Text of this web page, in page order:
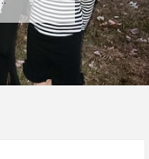
como...